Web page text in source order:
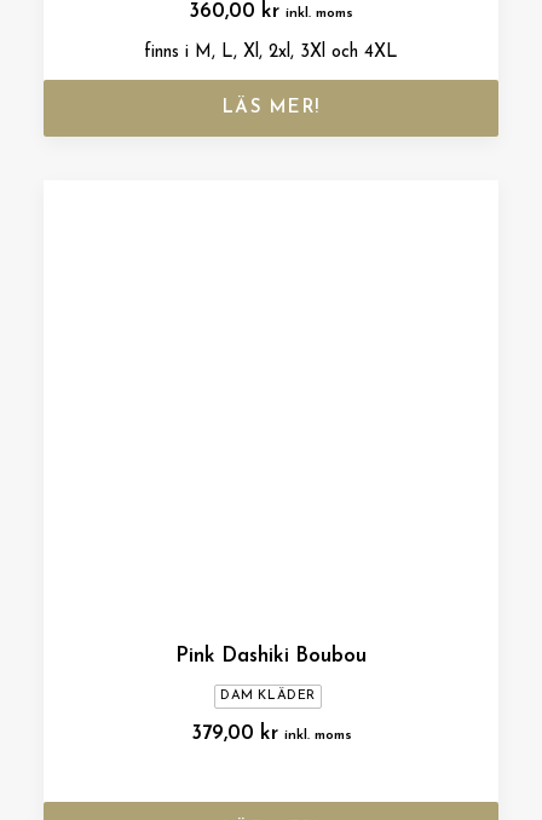
360,00 kr inkl. moms
finns i M, L, Xl, 2xl, 3Xl och 4XL
LÄS MER!
Pink Dashiki Boubou
DAM KLÄDER
379,00 kr inkl. moms